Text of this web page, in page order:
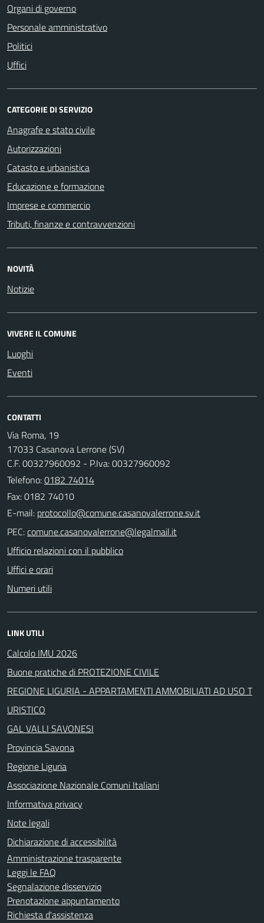
Organi di governo
Personale amministrativo
Politici
Uffici
CATEGORIE DI SERVIZIO
Anagrafe e stato civile
Autorizzazioni
Catasto e urbanistica
Educazione e formazione
Imprese e commercio
Tributi, finanze e contravvenzioni
NOVITÀ
Notizie
VIVERE IL COMUNE
Luoghi
Eventi
CONTATTI
Via Roma, 19
17033 Casanova Lerrone (SV)
C.F. 00327960092 - P.Iva: 00327960092
Telefono:0182 74014
Fax: 0182 74010
E-mail:
PEC:
Ufficio relazioni con il pubblico
Uffici e orari
Numeri utili
LINK UTILI
Calcolo IMU 2026
Buone pratiche di PROTEZIONE CIVILE
REGIONE LIGURIA - APPARTAMENTI AMMOBILIATI AD USO T
URISTICO
GAL VALLI SAVONESI
Provincia Savona
Regione Liguria
Associazione Nazionale Comuni Italiani
Informativa privacy
Note legali
Dichiarazione di accessibilità
Amministrazione trasparente
Leggi le FAQ
Segnalazione disservizio
Prenotazione appuntamento
Richiesta d'assistenza